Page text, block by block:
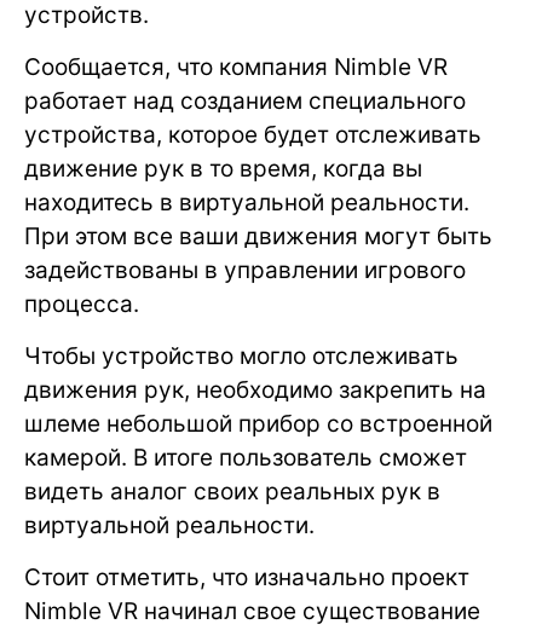
устройств.
Сообщается, что компания Nimble VR
работает над созданием специального
устройства, которое будет отслеживать
движение рук в то время, когда вы
находитесь в виртуальной реальности.
При этом все ваши движения могут быть
задействованы в управлении игрового
процесса.
Чтобы устройство могло отслеживать
движения рук, необходимо закрепить на
шлеме небольшой прибор со встроенной
камерой. В итоге пользователь сможет
видеть аналог своих реальных рук в
виртуальной реальности.
Стоит отметить, что изначально проект
Nimble VR начинал свое существование